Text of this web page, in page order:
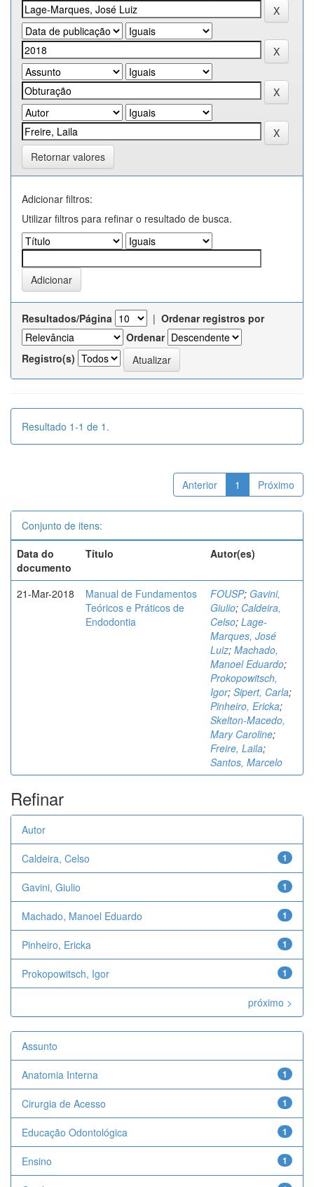
Retornar valores
Adicionar filtros:
Utilizar filtros para refinar o resultado de busca.
Resultados/Página | Ordenar registros por
Ordenar
Registro(s)
Resultado 1-1 de 1.
Anterior 1 Próximo
Conjunto de itens:
Data do
documento
Título Autor(es)
21-Mar-2018
Manual de Fundamentos
Teóricos e Práticos de
Endodontia
FOUSP; Gavini,
Giulio; Caldeira,
Celso; Lage-
Marques, José
Luiz; Machado,
Manoel Eduardo;
Prokopowitsch,
Igor; Sipert, Carla;
Pinheiro, Ericka;
Skelton-Macedo,
Mary Caroline;
Freire, Laila;
Santos, Marcelo
Refinar
Autor
1
Caldeira, Celso
1
Gavini, Giulio
1
Machado, Manoel Eduardo
1
Pinheiro, Ericka
1
Prokopowitsch, Igor
próximo >
Assunto
1
Anatomia Interna
1
Cirurgia de Acesso
1
Educação Odontológica
1
Ensino